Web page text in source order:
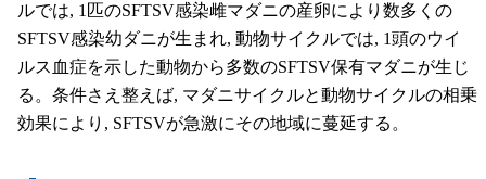
ルでは, 1匹のSFTSV感染雌マダニの産卵により数多くの
SFTSV感染幼ダニが生まれ, 動物サイクルでは, 1頭のウイ
ルス血症を示した動物から多数のSFTSV保有マダニが生じ
る。条件さえ整えば, マダニサイクルと動物サイクルの相乗
効果により, SFTSVが急激にその地域に蔓延する。